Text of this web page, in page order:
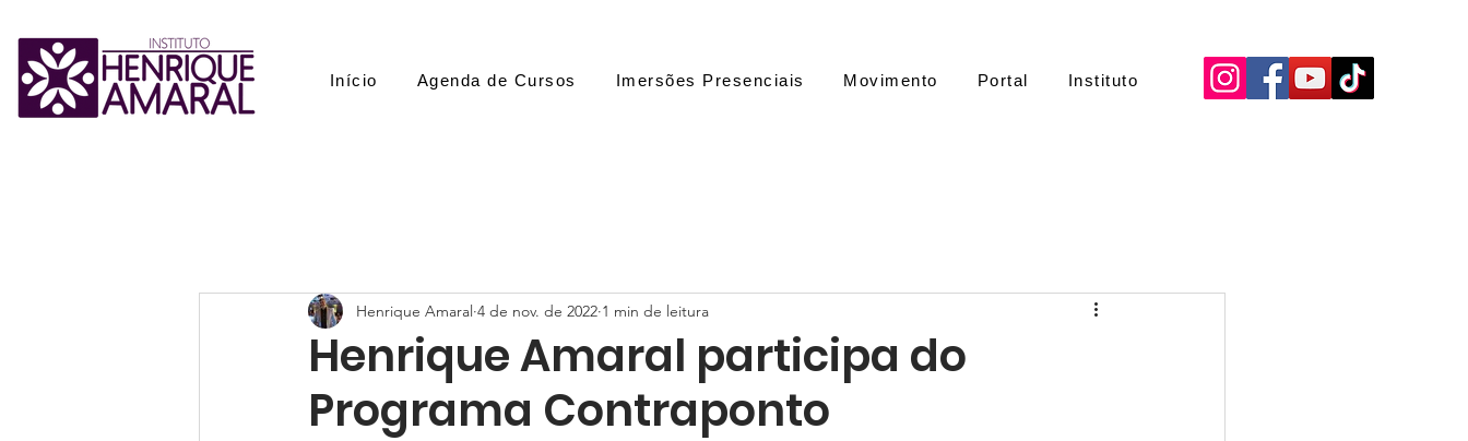
Início Agenda de Cursos Imersões Presenciais Movimento Portal Instituto
Henrique Amaral participa do
Programa Contraponto
Henrique Amaral 4 de nov. de 2022 1 min de leitura